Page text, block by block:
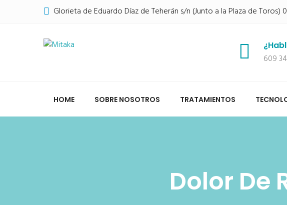
Glorieta de Eduardo Díaz de Teherán s/n (Junto a la Plaza de Toros)
609
HOME SOBRE NOSOTROS TRATAMIENTOS
Dolor De